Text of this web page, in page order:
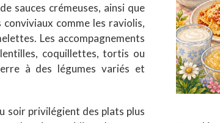
sauces crémeuses, ainsi que
conviviaux comme les raviolis,
Les accompagnements
coquillettes, tortis ou
à des légumes variés et
soir privilégient des plats plus